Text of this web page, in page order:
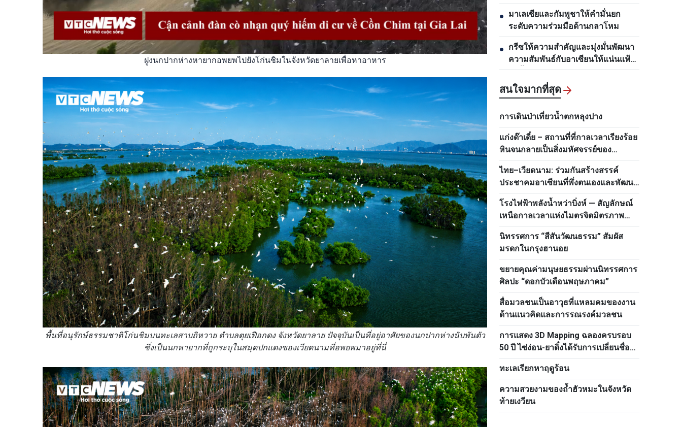
ฝูงนกปากห่างหายากอพยพไปยังโก่นชิมในจังหวัดยาลายเพื่อหาอาหาร
พื้นที่อนุรักษ์ธรรมชาติโก่นชิมบนทะเลสาบถิหวาย ตำบลตุยเฟือกดง จังหวัดยาลาย ปัจจุบันเป็นที่อยู่อาศัยของนกปากห่างนับพันตัว
ซึ่งเป็นนกหายากที่ถูกระบุในสมุดปกแดงของเวียดนามที่อพยพมาอยู่ที่นี่
อานุภาพทำลายล้างสูงเน้นการป้องกัน
เป็นหลัก
● มาเลเซียและกัมพูชาให้คำมั่นยก
ระดับความร่วมมือด้านกลาโหม
● กรีซให้ความสำคัญและมุ่งมั่นพัฒนา
ความสัมพันธ์กับอาเซียนให้แน่นแฟ้น
ยิ่งขึ้น
สนใจมากที่สุด
การเดินป่าเที่ยวน้ำตกหลุงปาง
เเก่งด๊าเดี๋ย – สถานที่ที่กาลเวลาเรียงร้อย
หินจนกลายเป็นสิ่งมหัศจรรย์ของ
เวียดนาม
ไทย–เวียดนาม: ร่วมกันสร้างสรรค์
ประชาคมอาเซียนที่พึ่งตนเองและพัฒนา
แห่งสีเขียว
โรงไฟฟ้าพลังน้ำหว่าบิ่งห์ — สัญลักษณ์
เหนือกาลเวลาแห่งไมตรจิตมิตรภาพ
เวียดนาม–รัสเซีย
นิทรรศการ “สีสันวัฒนธรรม” สัมผัส
มรดกในกรุงฮานอย
ขยายคุณค่ามนุษยธรรมผ่านนิทรรศการ
ศิลปะ “ดอกบัวเดือนพฤษภาคม”
สื่อมวลชนเป็นอาวุธที่แหลมคมของงาน
ด้านแนวคิดและการรณรงค์มวลชน
การแสดง 3D Mapping ฉลองครบรอบ
50 ปี ไซ่ง่อน-ยาดิ๋งได้รับการเปลี่ยนชื่อ
เป็นโฮจิมินห์
ทะเลเรียกหาฤดูร้อน
ความสวยงามของถ้ำฮัวหมะในจังหวัด
ท้ายเงวียน